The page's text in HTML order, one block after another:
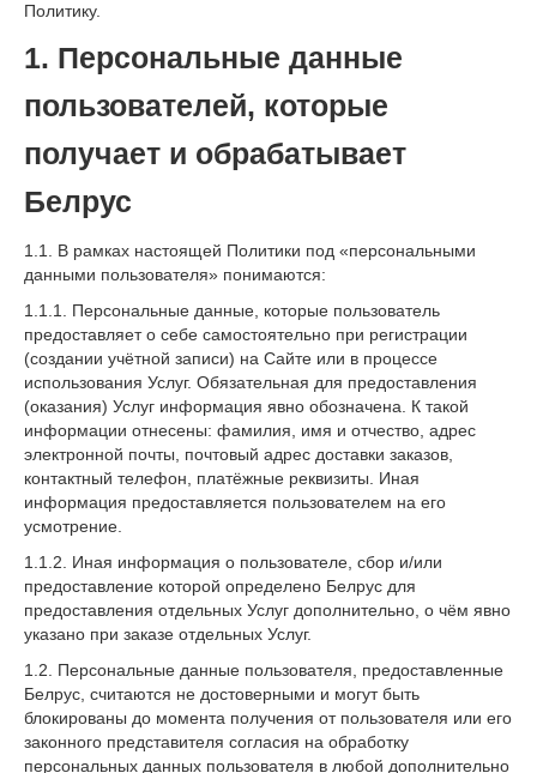
Политику.
1. Персональные данные
пользователей, которые
получает и обрабатывает
Белрус
1.1. В рамках настоящей Политики под «персональными
данными пользователя» понимаются:
1.1.1. Персональные данные, которые пользователь
предоставляет о себе самостоятельно при регистрации
(создании учётной записи) на Сайте или в процессе
использования Услуг. Обязательная для предоставления
(оказания) Услуг информация явно обозначена. К такой
информации отнесены: фамилия, имя и отчество, адрес
электронной почты, почтовый адрес доставки заказов,
контактный телефон, платёжные реквизиты. Иная
информация предоставляется пользователем на его
усмотрение.
1.1.2. Иная информация о пользователе, сбор и/или
предоставление которой определено Белрус для
предоставления отдельных Услуг дополнительно, о чём явно
указано при заказе отдельных Услуг.
1.2. Персональные данные пользователя, предоставленные
Белрус, считаются не достоверными и могут быть
блокированы до момента получения от пользователя или его
законного представителя согласия на обработку
персональных данных пользователя в любой дополнительно